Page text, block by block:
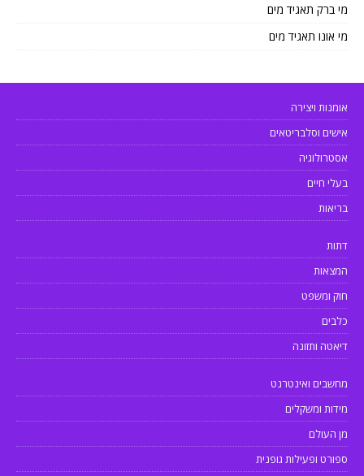
מי ברק תאגיד מים
מי אונו תאגיד מים
אומנות ויצירה
אישים וסלבריטאים
אסטרולוגיה
בעלי חיים
בריאות
דתות
המצאות
חוק ומשפט
כלבים
דיאטה ותזונה
מחשבים ואינטרנט
מידות ומשקלים
מן העולם
ספורט ופעילות גופנית